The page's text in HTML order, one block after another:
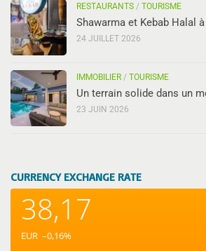
RESTAURANTS / TOURISME
Shawarma et Kebab Halal
24 JUILLET 2026
IMMOBILIER / TOURISME
Un terrain solide dans un
23 JUIN 2026
CURRENCY EXCHANGE RATE
38,17
EUR –0,16%